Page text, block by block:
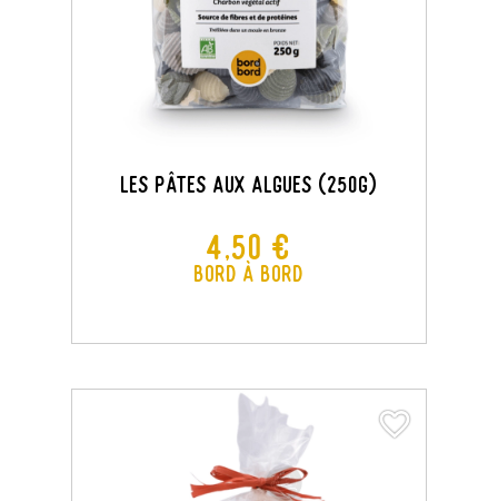
Les Pâtes Aux Algues (250G)
Prix
4,50 €
Bord à Bord
favorite_border
favorite_border